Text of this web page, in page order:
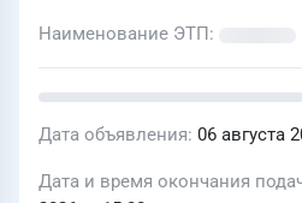
Наименование ЭТП
Дата объявления 06 августа
Дата и время окончания